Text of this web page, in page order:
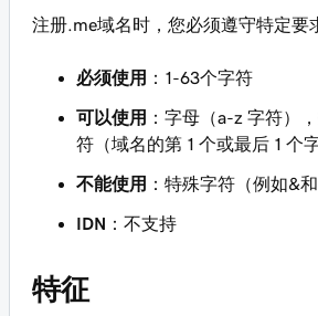
注册.me域名时，您必须遵守特定要
必须使用 ：1-63个字符
可以使用
：字母（a-z 字符）
符（域名的第 1 个或最后 1 个
不能使用 ：特殊字符（例如&和
IDN ：不支持
特征